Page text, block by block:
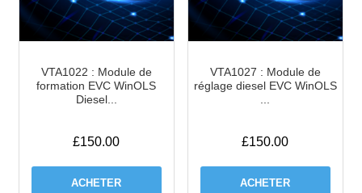
VTA1022 : Module de
formation EVC WinOLS
Diesel...
£150.00
ACHETER
VTA1027 : Module de
réglage diesel EVC WinOLS
£150.00
ACHETER